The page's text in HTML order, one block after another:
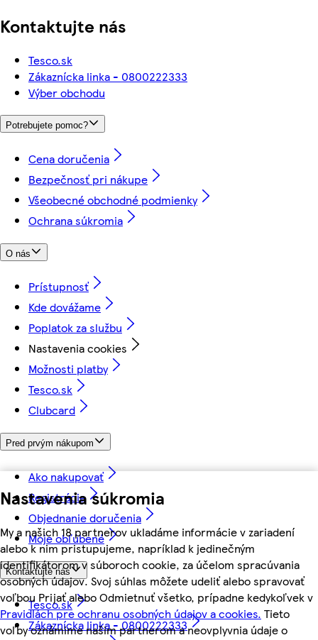
Nastavenia súkromia
My a našich 18 partnerov ukladáme informácie v zariadení
alebo k nim pristupujeme, napríklad k jedinečným
identifikátorom v súboroch cookie, za účelom spracúvania
osobných údajov. Svoj súhlas môžete udeliť alebo spravovať
voľbou Prijať alebo Odmietnuť všetko, prípadne kedykoľvek v
Pravidlách pre ochranu osobných údajov a cookies. Tieto
voľby oznámime našim partnerom a neovplyvnia údaje o
Kontaktujte nás
Tesco.sk
Zákaznícka linka - 0800222333
Výber obchodu
Potrebujete pomoc?
Cena doručenia
Bezpečnosť pri nákupe
Všeobecné obchodné podmienky
Ochrana súkromia
O nás
Prístupnosť
Kde dovážame
Poplatok za službu
Nastavenia cookies
Možnosti platby
Tesco.sk
Clubcard
Pred prvým nákupom
Ako nakupovať
Registrácia
Objednanie doručenia
Moje obľúbené
Kontaktujte nás
Tesco.sk
Zákaznícka linka - 0800222333